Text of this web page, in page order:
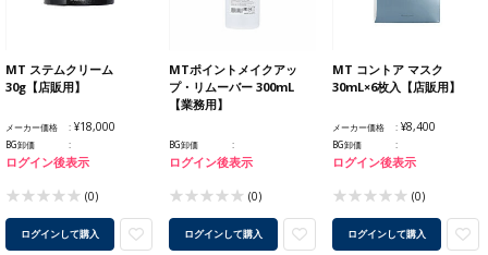
MT ステムクリーム
30g【店販用】
メーカー価格 ¥18,000
BG卸価
ログイン後表示
(0)
ログインして購入
MTポイントメイクアッ
プ・リムーバー 300mL
【業務用】
BG卸価
ログイン後表示
(0)
ログインして購入
MT コントア マスク
30mL×6枚入【店販用】
メーカー価格 ¥8,400
BG卸価
ログイン後表示
(0)
ログインして購入